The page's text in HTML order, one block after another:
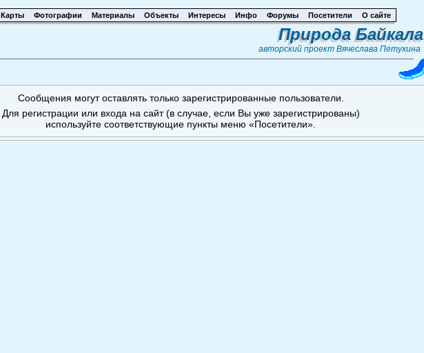
Карты Фотографии Материалы Объекты Интересы Инфо Форумы Посетители О сайте
Природа Байкала
авторский проект Вячеслава Петухина
Сообщения могут оставлять только зарегистрированные пользователи.
Для регистрации или входа на сайт (в случае, если Вы уже зарегистрированы)
используйте соответствующие пункты меню «Посетители».